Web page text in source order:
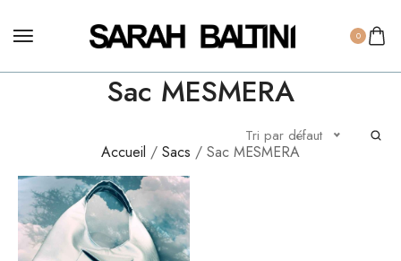
0
Sac MESMERA
Accueil / Sacs / Sac MESMERA
Tri par défaut